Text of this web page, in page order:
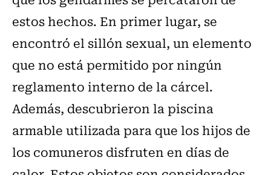
estos hechos. En primer lugar, se
encontró el sillón sexual, un elemento
que no está permitido por ningún
reglamento interno de la cárcel.
Además, descubrieron la piscina
armable utilizada para que los hijos de
los comuneros disfruten en días de